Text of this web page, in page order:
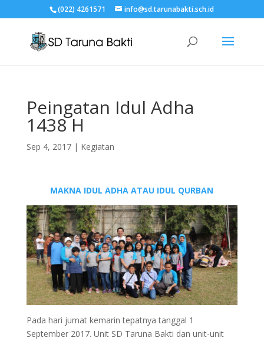
(022) 4261571 info@sd.tarunabakti.sch.id
Peingatan Idul Adha
1438 H
Sep 4, 2017| Kegiatan
MAKNA IDUL ADHA ATAU IDUL QURBAN
Pada hari jumat kemarin tepatnya tanggal 1
September 2017. Unit SD Taruna Bakti dan unit-unit